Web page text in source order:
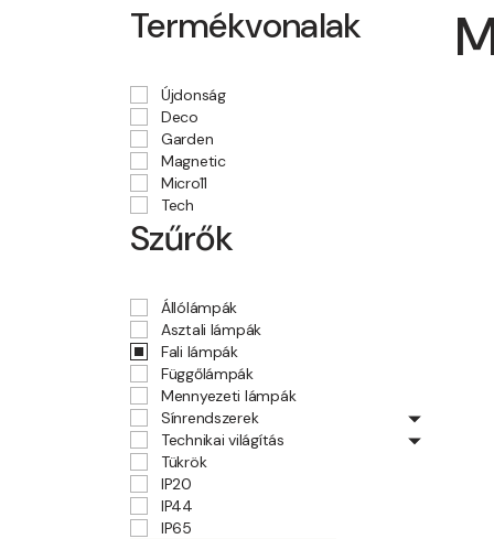
Termékvonalak
Újdonság
Deco
Garden
Magnetic
Micro11
Tech
Szűrők
Állólámpák
Asztali lámpák
Fali lámpák
Függőlámpák
Mennyezeti lámpák
Sínrendszerek
Technikai világítás
Tükrök
IP20
IP44
IP65